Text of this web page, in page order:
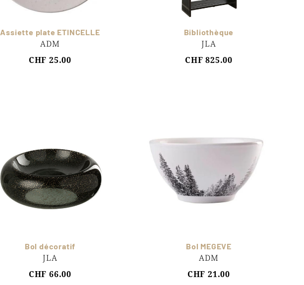
Assiette plate ETINCELLE
ADM
CHF 25.00
Bibliothèque
JLA
CHF 825.00
Bol décoratif
JLA
CHF 66.00
Bol MEGEVE
ADM
CHF 21.00